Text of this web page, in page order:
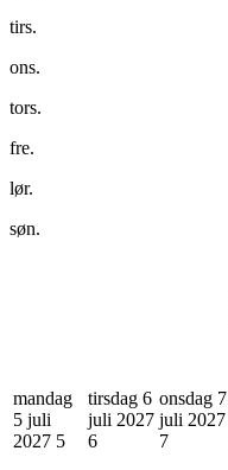
tirs.
ons.
tors.
fre.
lør.
søn.
mandag
5 juli
2027 5
tirsdag 6
juli 2027
6
onsdag 7
juli 2027
7